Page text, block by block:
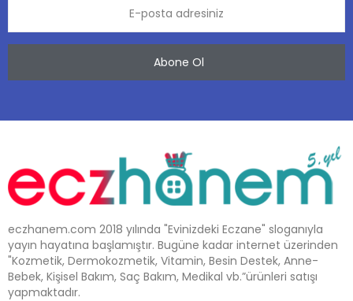
Abone Ol
eczhanem.com 2018 yılında "Evinizdeki Eczane" sloganıyla
yayın hayatına başlamıştır. Bugüne kadar internet üzerinden
"Kozmetik, Dermokozmetik, Vitamin, Besin Destek, Anne-
Bebek, Kişisel Bakım, Saç Bakım, Medikal vb.”ürünleri satışı
yapmaktadır.